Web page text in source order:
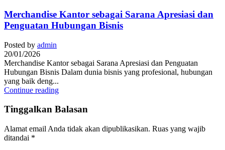
Merchandise Kantor sebagai Sarana Apresiasi dan
Penguatan Hubungan Bisnis
Posted by admin
20/01/2026
Merchandise Kantor sebagai Sarana Apresiasi dan Penguatan
Hubungan Bisnis Dalam dunia bisnis yang profesional, hubungan
yang baik deng...
Continue reading
Tinggalkan Balasan
Alamat email Anda tidak akan dipublikasikan. Ruas yang wajib
ditandai *